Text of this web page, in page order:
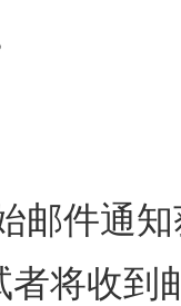
邮件通
将收到